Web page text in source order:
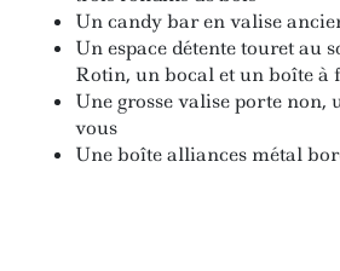
Un candy bar en valise
Un espace détente touret au
Rotin, un bocal et un boîte
Une grosse valise porte non,
vous
Une boîte alliances métal